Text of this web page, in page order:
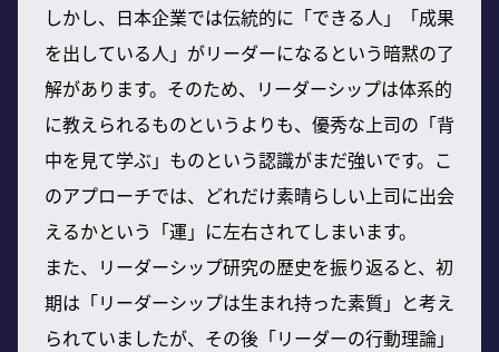
しかし、日本企業では伝統的に「できる人」「成果
を出している人」がリーダーになるという暗黙の了
解があります。そのため、リーダーシップは体系的
に教えられるものというよりも、優秀な上司の「背
中を見て学ぶ」ものという認識がまだ強いです。こ
のアプローチでは、どれだけ素晴らしい上司に出会
えるかという「運」に左右されてしまいます。
また、リーダーシップ研究の歴史を振り返ると、初
期は「リーダーシップは生まれ持った素質」と考え
られていましたが、その後「リーダーの行動理論」